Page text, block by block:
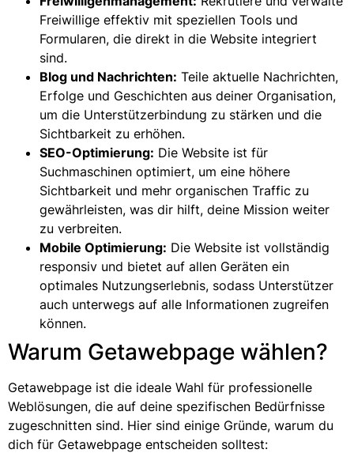
Freiwillige effektiv mit speziellen Tools und
Formularen, die direkt in die Website integriert
sind.
Blog und Nachrichten: Teile aktuelle Nachrichten,
Erfolge und Geschichten aus deiner Organisation,
um die Unterstützerbindung zu stärken und die
Sichtbarkeit zu erhöhen.
SEO-Optimierung: Die Website ist für
Suchmaschinen optimiert, um eine höhere
Sichtbarkeit und mehr organischen Traffic zu
gewährleisten, was dir hilft, deine Mission weiter
zu verbreiten.
Mobile Optimierung: Die Website ist vollständig
responsiv und bietet auf allen Geräten ein
optimales Nutzungserlebnis, sodass Unterstützer
auch unterwegs auf alle Informationen zugreifen
können.
Warum Getawebpage wählen?
Getawebpage ist die ideale Wahl für professionelle
Weblösungen, die auf deine spezifischen Bedürfnisse
zugeschnitten sind. Hier sind einige Gründe, warum du
dich für Getawebpage entscheiden solltest: